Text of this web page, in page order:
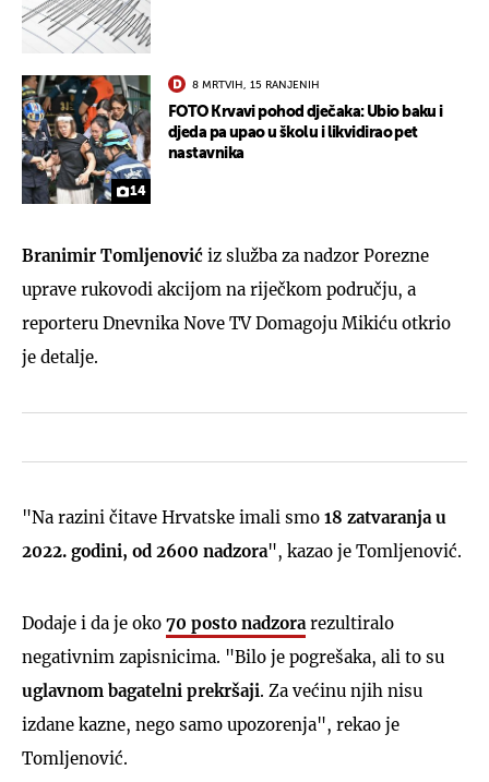
14
8 MRTVIH, 15 RANJENIH
FOTO Krvavi pohod dječaka: Ubio baku i
djeda pa upao u školu i likvidirao pet
nastavnika
Branimir Tomljenović iz služba za nadzor Porezne
uprave rukovodi akcijom na riječkom području, a
reporteru Dnevnika Nove TV Domagoju Mikiću otkrio
je detalje.
"Na razini čitave Hrvatske imali smo 18 zatvaranja u
2022. godini, od 2600 nadzora", kazao je Tomljenović.
Dodaje i da je oko 70 posto nadzora rezultiralo
negativnim zapisnicima. "Bilo je pogrešaka, ali to su
uglavnom bagatelni prekršaji. Za većinu njih nisu
izdane kazne, nego samo upozorenja", rekao je
Tomljenović.